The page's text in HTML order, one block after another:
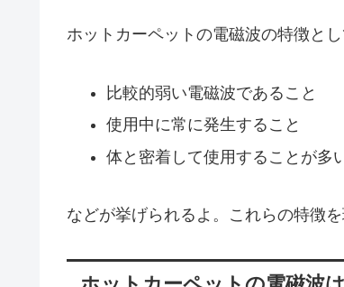
ホットカーペットの電磁波の特徴とし
比較的弱い電磁波であること
使用中に常に発生すること
体と密着して使用することが多
などが挙げられるよ。これらの特徴